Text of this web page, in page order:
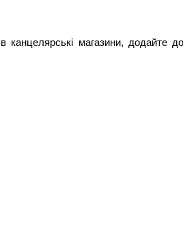
магазини, додайте до